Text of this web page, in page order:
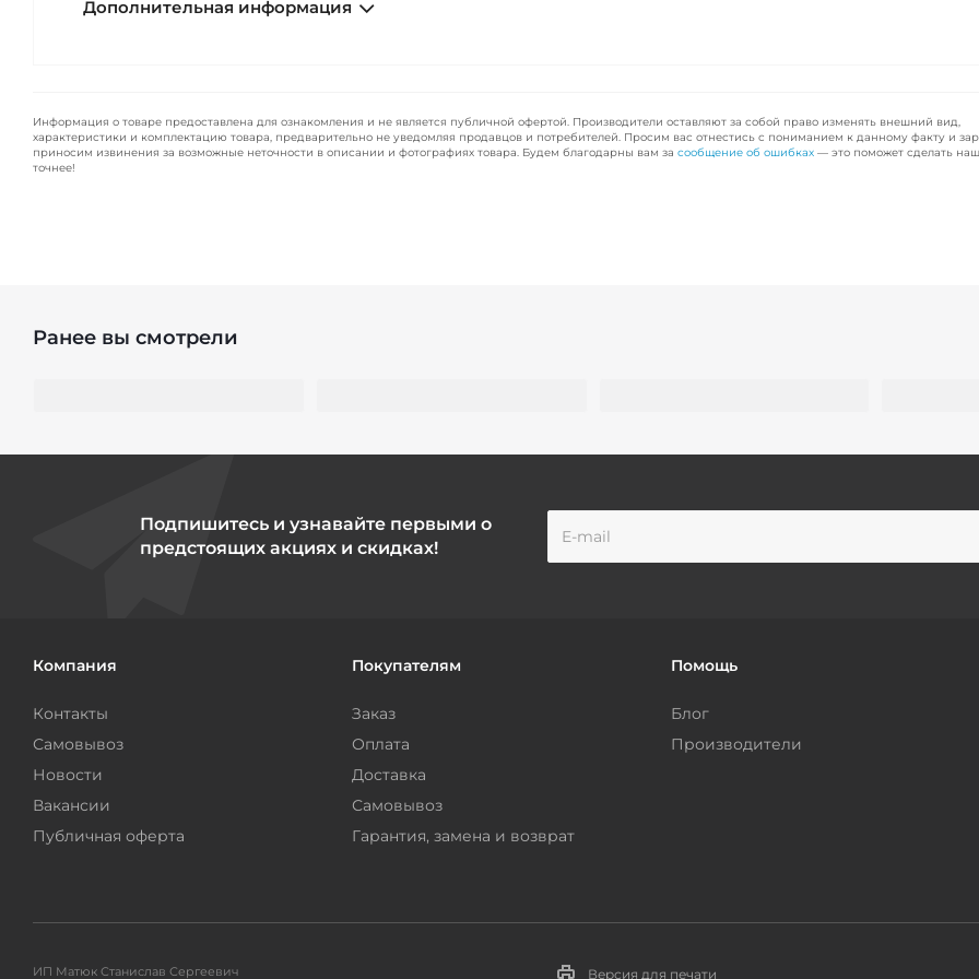
Дополнительная информация
Информация о товаре предоставлена для ознакомления и не является публичной офертой. Производители оставляют за собой право изменять внешний вид,
характеристики и комплектацию товара, предварительно не уведомляя продавцов и потребителей. Просим вас отнестись с пониманием к данному факту и
приносим извинения за возможные неточности в описании и фотографиях товара. Будем благодарны вам за сообщение об ошибках — это поможет сделать
точнее!
Ранее вы смотрели
Подпишитесь и узнавайте первыми о
предстоящих акциях и скидках!
Компания
Контакты
Самовывоз
Новости
Вакансии
Публичная оферта
Покупателям
Заказ
Оплата
Доставка
Самовывоз
Гарантия, замена и возврат
Помощь
Блог
Производители
ИП Матюк Станислав Сергеевич Версия для печати